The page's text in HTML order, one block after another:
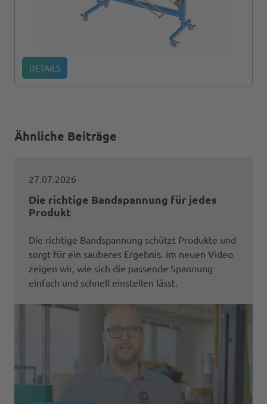
DETAILS
Ähnliche Beiträge
27.07.2026
Die richtige Bandspannung für jedes
Produkt
Die richtige Bandspannung schützt Produkte und
sorgt für ein sauberes Ergebnis. Im neuen Video
zeigen wir, wie sich die passende Spannung
einfach und schnell einstellen lässt.